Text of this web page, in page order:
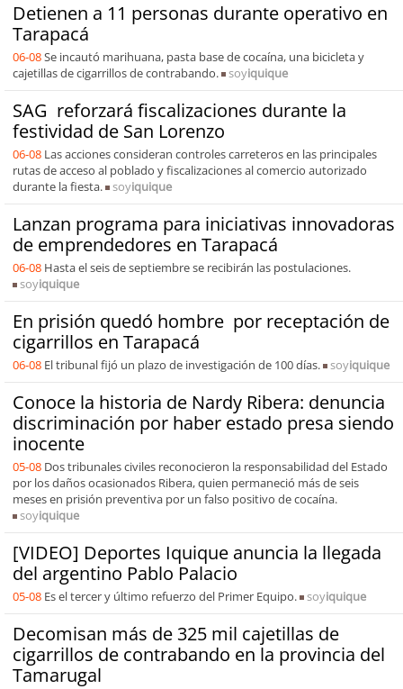
Detienen a 11 personas durante operativo en
Tarapacá
06-08Se incautó marihuana, pasta base de cocaína, una bicicleta y
cajetillas de cigarrillos de contrabando.
soyiquique
SAG reforzará fiscalizaciones durante la
festividad de San Lorenzo
06-08 Las acciones consideran controles carreteros en las principales
rutas de acceso al poblado y fiscalizaciones al comercio autorizado
durante la fiesta.
soyiquique
Lanzan programa para iniciativas innovadoras
de emprendedores en Tarapacá
06-08 Hasta el seis de septiembre se recibirán las postulaciones.
soyiquique
En prisión quedó hombre por receptación de
cigarrillos en Tarapacá
06-08 El tribunal fijó un plazo de investigación de 100 días. soyiquique
Conoce la historia de Nardy Ribera: denuncia
discriminación por haber estado presa siendo
inocente
05-08 Dos tribunales civiles reconocieron la responsabilidad del Estado
por los daños ocasionados Ribera, quien permaneció más de seis
meses en prisión preventiva por un falso positivo de cocaína.
soyiquique
[VIDEO] Deportes Iquique anuncia la llegada
del argentino Pablo Palacio
05-08 Es el tercer y último refuerzo del Primer Equipo. soyiquique
Decomisan más de 325 mil cajetillas de
cigarrillos de contrabando en la provincia del
Tamarugal